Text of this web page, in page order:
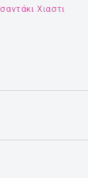
Χιαστι